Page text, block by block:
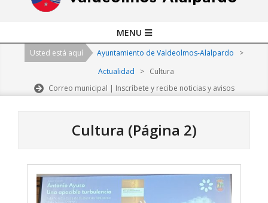
Navigation
MENU
Usted está aquí Ayuntamiento de Valdeolmos-Alalpardo
>
Actualidad
> Cultura
Correo municipal | Inscríbete y recibe noticias y avisos
Cultura (Página 2)